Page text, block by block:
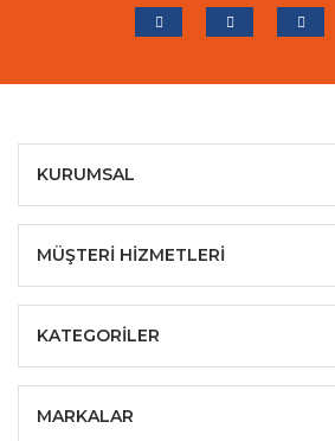
KURUMSAL
MÜŞTERİ HİZMETLERİ
KATEGORİLER
MARKALAR